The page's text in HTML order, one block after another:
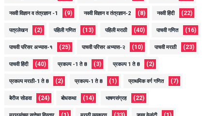
नववी विज्ञान व तंत्रज्ञान -1 (9) नववी विज्ञान व तंत्रज्ञान-2 (8) नववी हिंदी (22)
पत्रलेखन (2) पहिली गणित (13) पहिली मराठी (40) पाचवी गणित (16)
पाचवी परिसर अभ्यास-१ (25) पाचवी परिसर अभ्यास-२ (10) पाचवी मराठी (23)
पाचवी हिंदी (40) प्रकल्प -1 ते 8 (3) प्रकल्प 1 ते 8 (2)
प्रकल्प मराठी-1 ते 8 (2) प्रकल्प-1 ते 8 (1) प्राथमिक वर्ग गणित (7)
बेरीज सोडवा (24) बोधकथा (14) भाषणसंग्रह (22)